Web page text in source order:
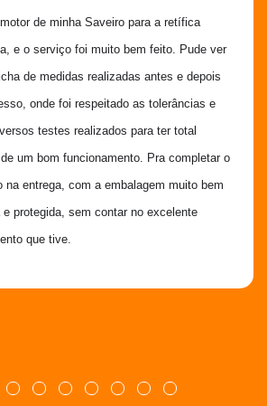
motor de minha Saveiro para a retífica
e o serviço foi muito bem feito. Pude ver
de medidas realizadas antes e depois
onde foi respeitado as tolerâncias e
testes realizados para ter total
um bom funcionamento. Pra completar o
na entrega, com a embalagem muito bem
e protegida, sem contar no excelente
que tive.